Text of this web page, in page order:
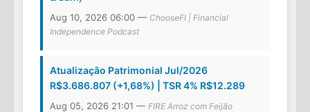
Aug 10, 2026 06:00 — ChooseFI | Financial
Independence Podcast
Atualização Patrimonial Jul/2026
R$3.686.807 (+1,68%) | TSR 4% R$12.289
Aug 05, 2026 21:01 — FIRE Arroz com Feijão